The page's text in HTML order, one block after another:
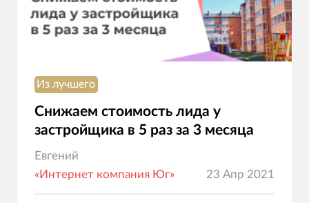
Из лучшего
Снижаем стоимость лида у
застройщика в 5 раз за 3 месяца
Евгений
«Интернет компания Юг»
23 Апр 2021